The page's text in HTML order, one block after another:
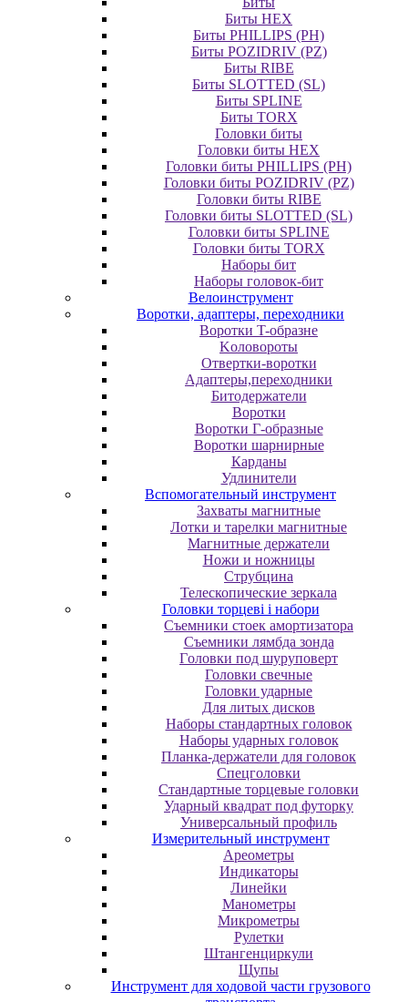
Биты HEX
Биты PHILLIPS (PH)
Биты POZIDRIV (PZ)
Биты RIBE
Биты SLOTTED (SL)
Биты SPLINE
Биты TORX
Головки биты
Головки биты HEX
Головки биты PHILLIPS (PH)
Головки биты POZIDRIV (PZ)
Головки биты RIBE
Головки биты SLOTTED (SL)
Головки биты SPLINE
Головки биты TORX
Наборы бит
Наборы головок-бит
Велоинструмент
Воротки, адаптеры, переходники
Bopoтки T-oбpaзне
Koлoвopoты
Oтвepтки-вopoтки
Адаптеры,переходники
Битодержатели
Воротки
Воротки Г-образные
Воротки шарнирные
Карданы
Удлинители
Вспомогательный инструмент
Захваты магнитные
Лотки и тарелки магнитные
Магнитные держатели
Ножи и ножницы
Струбцина
Телескопические зеркала
Головки торцеві і набори
Cъeмники cтoeк aмopтизaтopa
Cъeмники лямбдa зoндa
Гoлoвки пoд шуpупoвepт
Головки свечные
Головки ударные
Для литых дисков
Наборы стандартных головок
Наборы ударных головок
Планка-держатели для головок
Спецголовки
Стандартные торцевые головки
Ударный квадрат под футорку
Универсальный профиль
Измерительный инструмент
Ареометры
Индикаторы
Линейки
Манометры
Микрометры
Рулетки
Штангенциркули
Щупы
Инструмент для ходовой части грузового